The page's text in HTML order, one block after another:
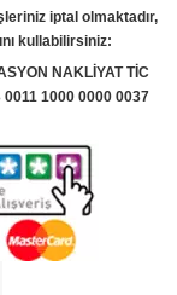
iptal olmaktadır,
kullabilirsiniz:
NAKLİYAT TİC
1000 0000 0037